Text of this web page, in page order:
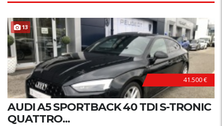
13
41.500 €
AUDI A5 SPORTBACK 40 TDI S-TRONIC
QUATTRO...